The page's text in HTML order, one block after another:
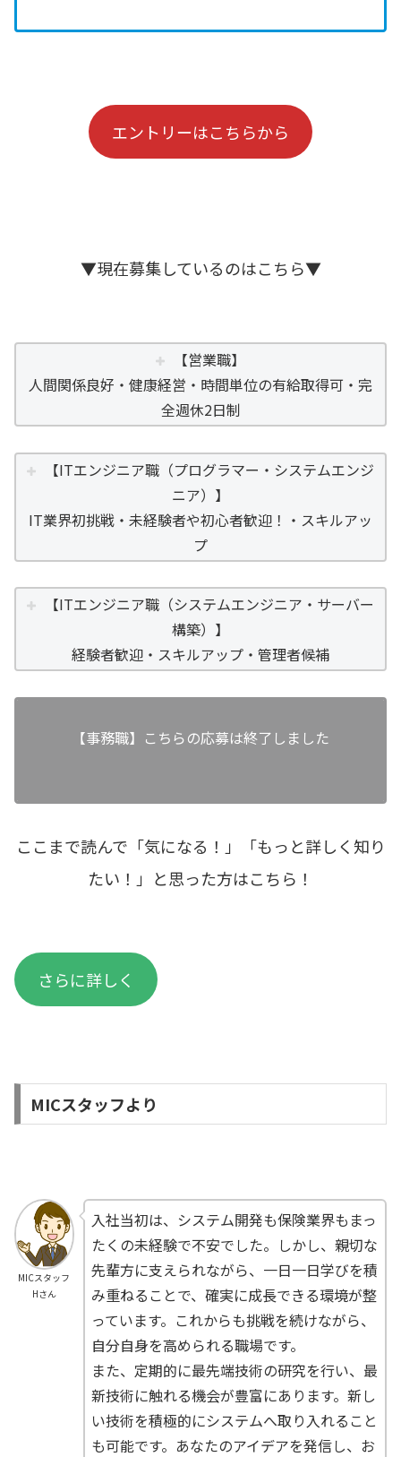
エントリーはこちらから
▼現在募集しているのはこちら▼
【営業職】
人間関係良好・健康経営・時間単位の有給取得可・完
全週休2日制
【ITエンジニア職（プログラマー・システムエンジ
ニア）】
IT業界初挑戦・未経験者や初心者歓迎！・スキルアッ
プ
【ITエンジニア職（システムエンジニア・サーバー
構築）】
経験者歓迎・スキルアップ・管理者候補
【事務職】こちらの応募は終了しました
ここまで読んで「気になる！」「もっと詳しく知り
たい！」と思った方はこちら！
さらに詳しく
MICスタッフより
MICスタッフ
Hさん
入社当初は、システム開発も保険業界もまっ
たくの未経験で不安でした。しかし、親切な
先輩方に支えられながら、一日一日学びを積
み重ねることで、確実に成長できる環境が整
っています。これからも挑戦を続けながら、
自分自身を高められる職場です。
また、定期的に最先端技術の研究を行い、最
新技術に触れる機会が豊富にあります。新し
い技術を積極的にシステムへ取り入れること
も可能です。あなたのアイデアを発信し、お